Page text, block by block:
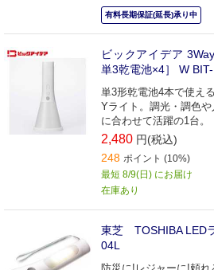
有料長期保証(延長)承り中
ビックアイデア
単3乾電池×4］ W
単3形乾電池4本で使え
Yライト。調光・調色
に合わせて活躍の1台。
2,480 円(税込)
248 ポイント (10%)
最短 8/9(日) にお届け
在庫あり
東芝 TOSHIBA LED
04L